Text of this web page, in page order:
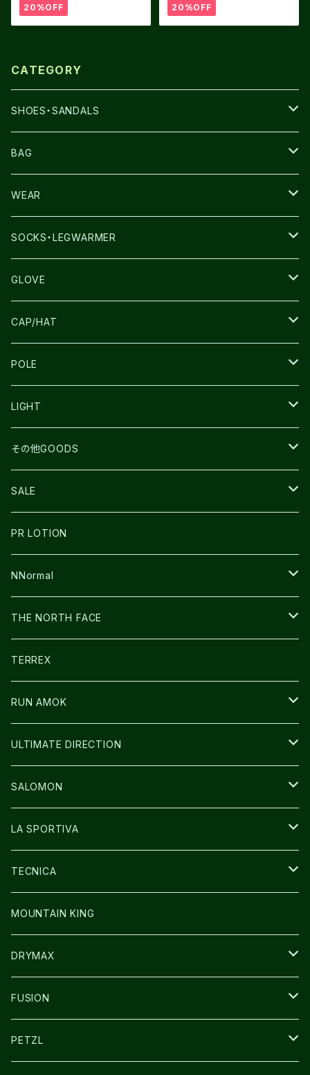
20%OFF 20%OFF
CATEGORY
SHOES・SANDALS
NNORMAL
TERREX
THE NORTH FACE
SALOMON
LA SPORTIVA
TECNICA
TOPO
BEACH WALK
BAG
THE NORTH FACE
SALOMON
ULTIMATE DIRECTION
NNormal
COMPRESSPORT
ULTRASPIRE
WEAR
SALOMON
LA SPORTIVA
RUN AMOK
NNormal
SOCKS・LEGWARMER
DRYMAX
ULTIMATE DIRECTIN
R×L
GLOVE
SALOMON
ULTIMATE DIRECTION
R×L
UNWASTED
THE NORTH FACE
CAP/HAT
LA SPORTIVA
COMPRESSPORT
RUN AMOK
NNormal
POLE
MOUNTAIN KING
LIGHT
PETZL
ULTRASPIRE
BOOKMAN
その他GOODS
SNOWFOOT
PR LOTION
FUSION
ULTIMATE DIRECTION
CARL HOERECKE
ICE TRUST
SALE
SHOES
BAG
WEAR
その他GOODS
PR LOTION
NNormal
SHOES
WEAR
CAP/HAT
BAG
THE NORTH FACE
SHOES
WEAR
BAG
GLOVE
TERREX
RUN AMOK
WEAR
CAP/HAT
ULTIMATE DIRECTION
BAG
GLOVE
SOCKS
その他GOODS
SALOMON
SHOES
BAG
WEAR
GLOVE
LA SPORTIVA
SHOES
WEAR
CAP/HAT
TECNICA
SHOES
MOUNTAIN KING
DRYMAX
SOCKS
FUSION
その他GOODS
PETZL